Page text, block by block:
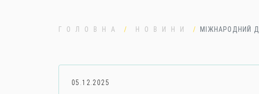
ГОЛОВНА НОВИНИ МІЖНАРОДНИЙ
05.12.2025